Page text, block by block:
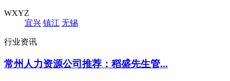
WXYZ
宜兴 镇江 无锡
行业资讯
常州人力资源公司推荐：稻盛先生管...